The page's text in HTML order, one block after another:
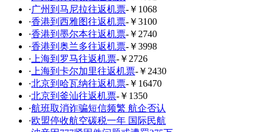
·广州到马尼拉往返机票-￥1068
·香港到西雅图往返机票-￥3100
·香港到墨尔本往返机票-￥2740
·香港到奥兰多往返机票-￥3998
· 上海到罗马往返机票-￥2726
· 上海到卡尔加里往返机票-￥2430
·北京到哈瓦纳往返机票-￥16470
·北京到釜汕往返机票-￥1350
·航班取消诈骗短信频繁 航企否认
·欧盟停收航空碳税一年 国际民航